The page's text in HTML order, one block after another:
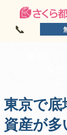
📞
東京で底
資産が